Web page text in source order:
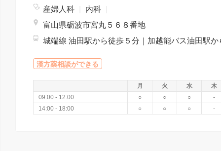
産婦人科 内科
富山県砺波市宮丸５６８番地
漢方薬相談ができる
月 火 水
木
09:00 - 12:00
○ ○ ○
-
14:00 - 18:00
○ ○ ○ -